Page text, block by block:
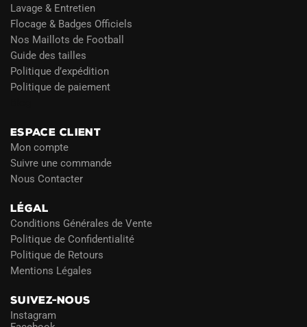
Lavage & Entretien
Flocage & Badges Officiels
Nos Maillots de Football
Guide des tailles
Politique d’expédition
Politique de paiement
ESPACE CLIENT
Mon compte
Suivre une commande
Nous Contacter
LÉGAL
Conditions Générales de Vente
Politique de Confidentialité
Politique de Retours
Mentions Légales
SUIVEZ-NOUS
Instagram